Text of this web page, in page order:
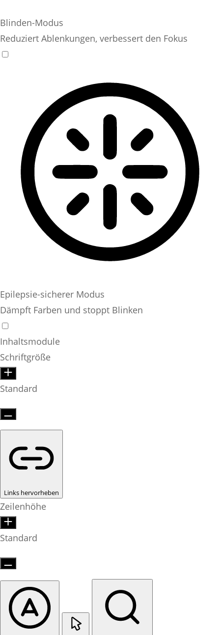
Blinden-Modus
Reduziert Ablenkungen, verbessert den Fokus
Epilepsie-sicherer Modus
Dämpft Farben und stoppt Blinken
Inhaltsmodule
Schriftgröße
Standard
Links hervorheben
Zeilenhöhe
Standard